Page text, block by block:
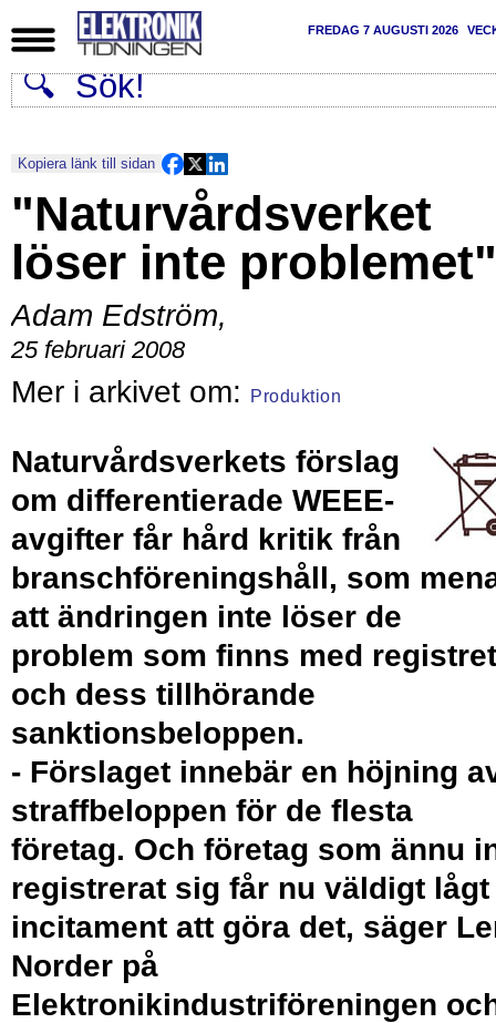
FREDAG 7 AUGUSTI 2026
Kopiera länk till sidan
"Naturvårdsverket
löser inte problemet"
Adam Edström,
25 februari 2008
Produktion
Naturvårdsverkets förslag
om differentierade WEEE-
avgifter får hård kritik från
branschföreningshåll, som
att ändringen inte löser de
problem som finns med registret
och dess tillhörande
sanktionsbeloppen.
- Förslaget innebär en höjning
straffbeloppen för de flesta
företag. Och företag som ännu
registrerat sig får nu väldigt lågt
incitament att göra det, säger
Norder på
Elektronikindustriföreningen